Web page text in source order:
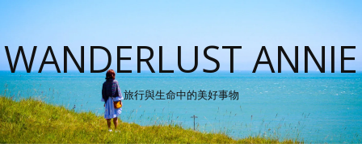
WANDERLUST ANNIE
旅行與生命中的美好事物